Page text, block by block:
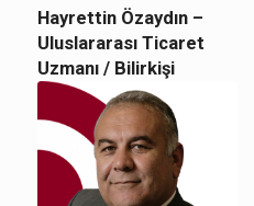
Hayrettin Özaydın –
Uluslararası Ticaret
Uzmanı / Bilirkişi